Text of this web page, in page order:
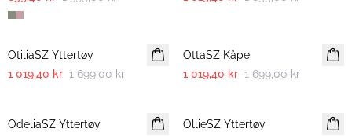
-40%
OtiliaSZ Yttertøy
1 019,40 kr 1 699,00 kr
OttaSZ Kåpe
1 019,40 kr 1 699,00 kr
OdeliaSZ Yttertøy
OllieSZ Yttertøy